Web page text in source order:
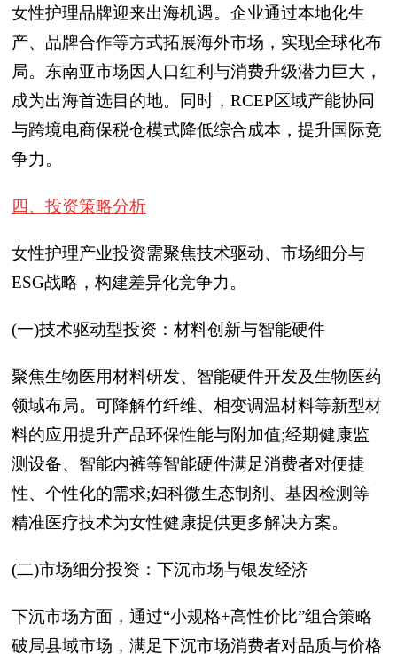
女性护理品牌迎来出海机遇。企业通过本地化生
产、品牌合作等方式拓展海外市场，实现全球化布
局。东南亚市场因人口红利与消费升级潜力巨大，
成为出海首选目的地。同时，RCEP区域产能协同
与跨境电商保税仓模式降低综合成本，提升国际竞
争力。
四、投资策略分析
女性护理产业投资需聚焦技术驱动、市场细分与
ESG战略，构建差异化竞争力。
(一)技术驱动型投资：材料创新与智能硬件
聚焦生物医用材料研发、智能硬件开发及生物医药
领域布局。可降解竹纤维、相变调温材料等新型材
料的应用提升产品环保性能与附加值;经期健康监
测设备、智能内裤等智能硬件满足消费者对便捷
性、个性化的需求;妇科微生态制剂、基因检测等
精准医疗技术为女性健康提供更多解决方案。
(二)市场细分投资：下沉市场与银发经济
下沉市场方面，通过“小规格+高性价比”组合策略
破局县域市场，满足下沉市场消费者对品质与价格